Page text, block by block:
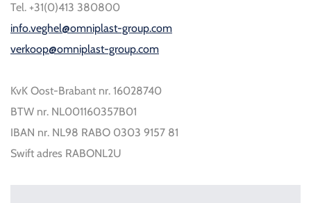
Tel. +31(0)413 380800
info.veghel@omniplast-group.com
verkoop@omniplast-group.com
KvK Oost-Brabant nr. 16028740
BTW nr. NL001160357B01
IBAN nr. NL98 RABO 0303 9157 81
Swift adres RABONL2U